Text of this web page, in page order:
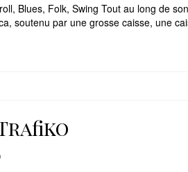
Blues, Folk, Swing Tout au long de
soutenu par une grosse caisse, une